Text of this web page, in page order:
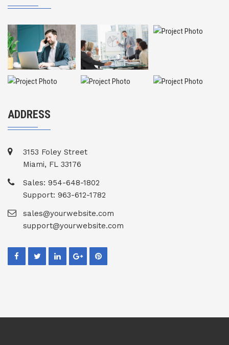
ADDRESS
3153 Foley Street
Miami, FL 33176
Sales: 954-648-1802
Support: 963-612-1782
sales@yourwebsite.com
support@yourwebsite.com